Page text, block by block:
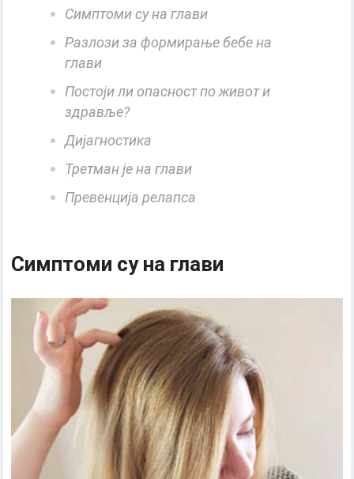
Симптоми су на глави
Разлози за формирање бебе на
глави
Постоји ли опасност по живот и
здравље?
Дијагностика
Третман је на глави
Превенција релапса
Симптоми су на глави